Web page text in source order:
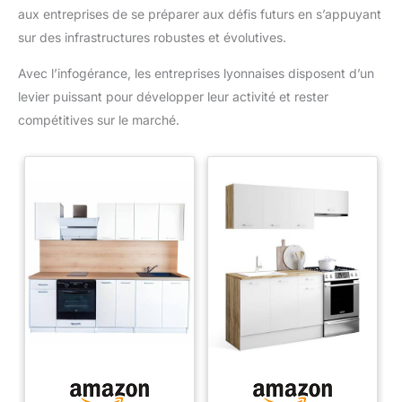
aux entreprises de se préparer aux défis futurs en s’appuyant
sur des infrastructures robustes et évolutives.
Avec l’infogérance, les entreprises lyonnaises disposent d’un
levier puissant pour développer leur activité et rester
compétitives sur le marché.